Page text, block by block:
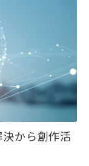
決から創作活